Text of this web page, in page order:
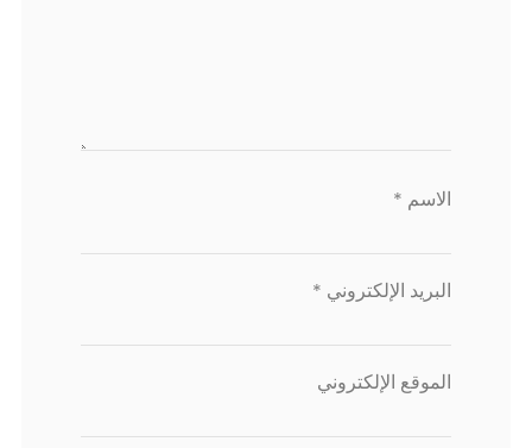
الاسم *
البريد الإلكتروني *
الموقع الإلكتروني